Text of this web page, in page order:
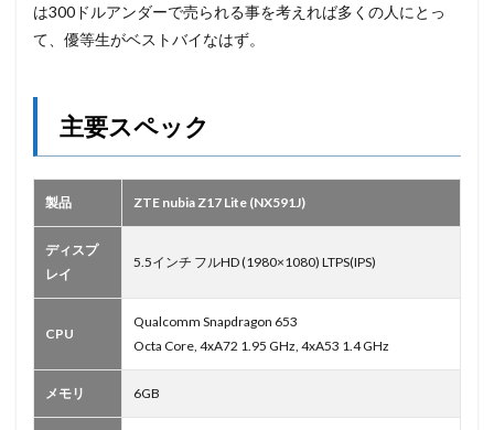
は300ドルアンダーで売られる事を考えれば多くの人にとっ
て、優等生がベストバイなはず。
主要スペック
製品 ZTE nubia Z17 Lite (NX591J)
ディスプ
レイ
5.5インチ フルHD (1980×1080) LTPS(IPS)
CPU
Qualcomm Snapdragon 653
Octa Core, 4xA72 1.95 GHz, 4xA53 1.4 GHz
メモリ 6GB